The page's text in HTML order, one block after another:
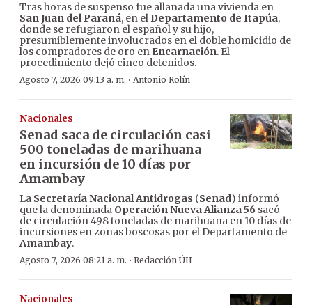
Tras horas de suspenso fue allanada una vivienda en
San Juan del Paraná, en el Departamento de Itapúa,
donde se refugiaron el español y su hijo,
presumiblemente involucrados en el doble homicidio de
los compradores de oro en Encarnación. El
procedimiento dejó cinco detenidos.
Agosto 7, 2026 09:13 a. m. · Antonio Rolín
Nacionales
Senad saca de circulación casi
500 toneladas de marihuana
en incursión de 10 días por
Amambay
La Secretaría Nacional Antidrogas (Senad) informó
que la denominada Operación Nueva Alianza 56 sacó
de circulación 498 toneladas de marihuana en 10 días de
incursiones en zonas boscosas por el Departamento de
Amambay.
Agosto 7, 2026 08:21 a. m. · Redacción ÚH
Nacionales